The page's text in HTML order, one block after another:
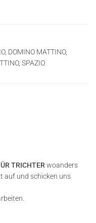
DOMINO MATTINO,
SPAZIO
TRICHTER woanders
auf und schicken uns